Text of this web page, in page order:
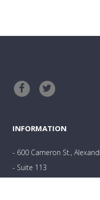
INFORMATION
- 600 Cameron St.,
- Suite 113